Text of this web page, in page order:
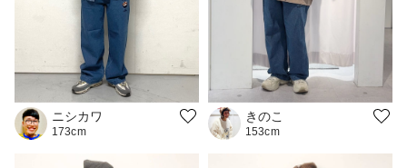
ニシカワ
173cm
きのこ
153cm